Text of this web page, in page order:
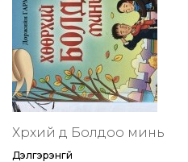
Хөөрхий дөө Болдоо минь
Дэлгэрэнгүй